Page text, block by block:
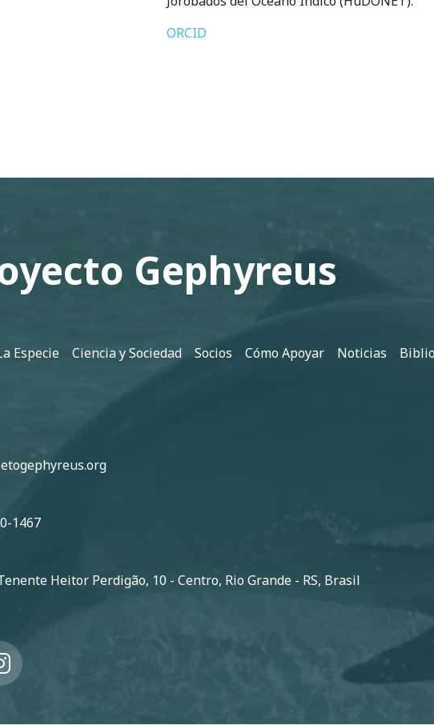
ORCID
Gephyreus
Especie Ciencia y Sociedad Socios Cómo Apoyar Noticias
1467
Heitor Perdigão, 10 - Centro, Rio Grande - RS, Brasil